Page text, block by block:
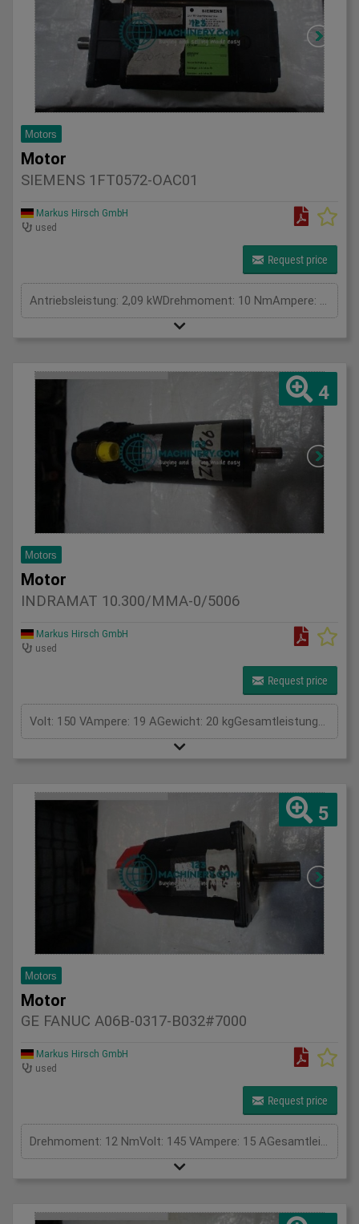
Motors
Motor
SIEMENS 1FT0572-OAC01
Markus Hirsch GmbH
used
Request price
Antriebsleistung: 2,09 kWDrehmoment: 10 NmAmpere: 13,0 AVolt: VGesamtleistungsbedarf: kWMaschinengewicht ca.: tRaumbedarf ca.: m
4
Motors
Motor
INDRAMAT 10.300/MMA-0/5006
Markus Hirsch GmbH
used
Request price
5
Motors
Motor
GE FANUC A06B-0317-B032#7000
Markus Hirsch GmbH
used
Request price
Drehmoment: 12 NmVolt: 145 VAmpere: 15 AGesamtleistungsbedarf: kWMaschinengewicht ca.: tRaumbedarf ca.: m